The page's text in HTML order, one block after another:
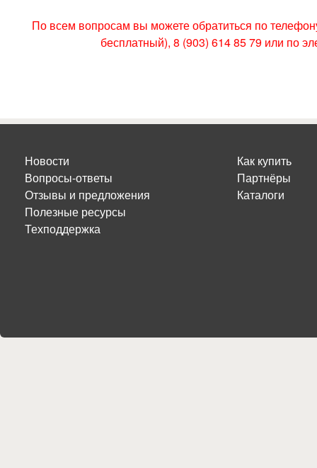
По всем вопросам вы можете обратиться по
бесплатный), 8 (903) 614 85 79 или по
Новости
Вопросы-ответы
Отзывы и предложения
Полезные ресурсы
Техподдержка
Как купить
Партнёры
Каталоги